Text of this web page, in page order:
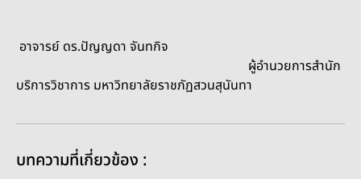
อาจารย์ ดร.ปัญญดา จันทกิจ
ผู้อำนวยการสำนัก
บริการวิชาการ มหาวิทยาลัยราชภัฏสวนสุนันทา
บทความที่เกี่ยวข้อง :